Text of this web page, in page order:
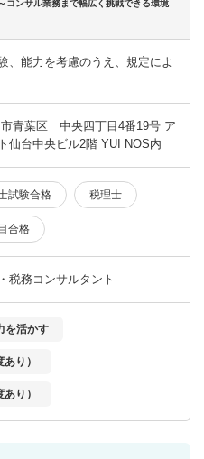
コンサル業務まで幅広く挑戦できる環境
、能力を考慮のうえ、規定によ
青葉区 中央四丁目4番19号 ア
仙台中央ビル2階 YUI NOS内
試験合格 税理士
合格
税務コンサルタント
を活かす
り）
り）